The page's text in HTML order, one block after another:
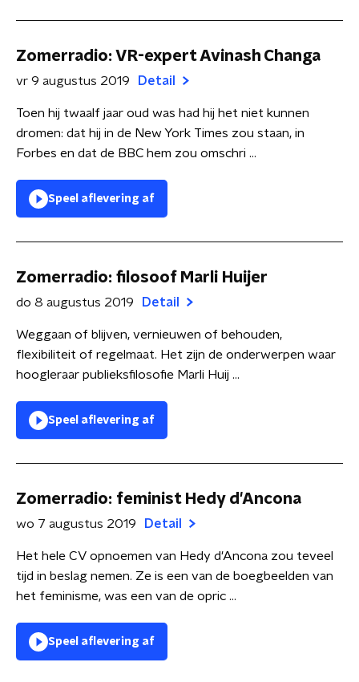
Zomerradio: VR-expert Avinash Changa
vr 9 augustus 2019 Detail
Toen hij twaalf jaar oud was had hij het niet kunnen
dromen: dat hij in de New York Times zou staan, in
Forbes en dat de BBC hem zou omschri ...
Speel aflevering af
Zomerradio: filosoof Marli Huijer
do 8 augustus 2019 Detail
Weggaan of blijven, vernieuwen of behouden,
flexibiliteit of regelmaat. Het zijn de onderwerpen waar
hoogleraar publieksfilosofie Marli Huij ...
Speel aflevering af
Zomerradio: feminist Hedy d'Ancona
wo 7 augustus 2019 Detail
Het hele CV opnoemen van Hedy d'Ancona zou teveel
tijd in beslag nemen. Ze is een van de boegbeelden van
het feminisme, was een van de opric ...
Speel aflevering af